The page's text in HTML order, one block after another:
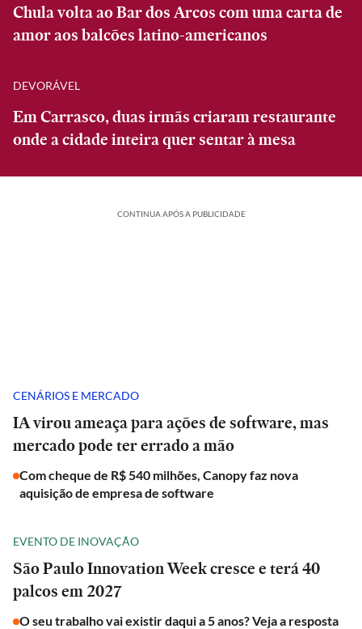
Chula volta ao Bar dos Arcos com uma carta de
amor aos balcões latino-americanos
DEVORÁVEL
Em Carrasco, duas irmãs criaram restaurante
onde a cidade inteira quer sentar à mesa
CONTINUA APÓS A PUBLICIDADE
CENÁRIOS E MERCADO
IA virou ameaça para ações de software, mas
mercado pode ter errado a mão
Com cheque de R$ 540 milhões, Canopy faz nova
aquisição de empresa de software
EVENTO DE INOVAÇÃO
São Paulo Innovation Week cresce e terá 40
palcos em 2027
O seu trabalho vai existir daqui a 5 anos? Veja a resposta